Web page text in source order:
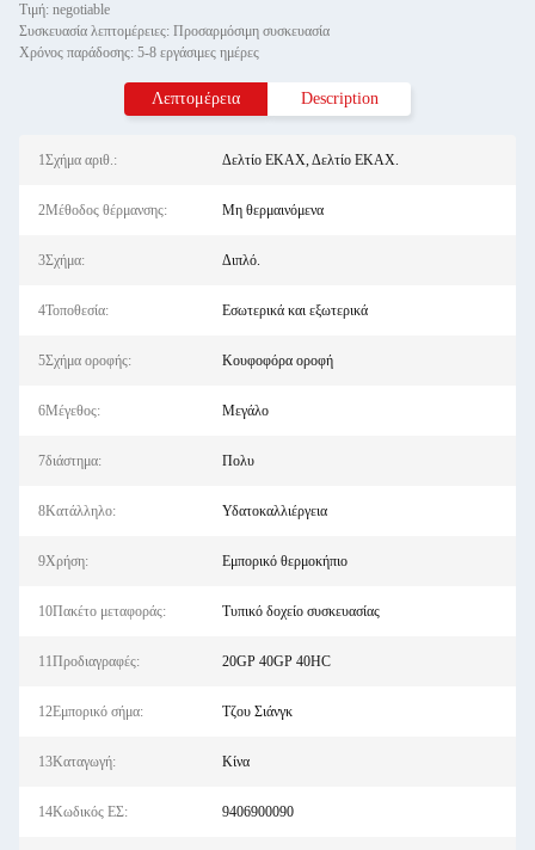
Τιμή: negotiable
Συσκευασία λεπτομέρειες: Προσαρμόσιμη συσκευασία
Χρόνος παράδοσης: 5-8 εργάσιμες ημέρες
Λεπτομέρεια Description
1Σχήμα αριθ.: Δελτίο ΕΚΑΧ, Δελτίο ΕΚΑΧ.
2Μέθοδος θέρμανσης: Μη θερμαινόμενα
3Σχήμα: Διπλό.
4Τοποθεσία: Εσωτερικά και εξωτερικά
5Σχήμα οροφής: Κουφοφόρα οροφή
6Μέγεθος: Μεγάλο
7διάστημα: Πολυ
8Κατάλληλο: Υδατοκαλλιέργεια
9Χρήση: Εμπορικό θερμοκήπιο
10Πακέτο μεταφοράς: Τυπικό δοχείο συσκευασίας
11Προδιαγραφές: 20GP 40GP 40HC
12Εμπορικό σήμα: Τζου Σιάνγκ
13Καταγωγή: Κίνα
14Κωδικός ΕΣ: 9406900090